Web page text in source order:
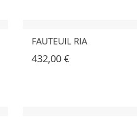
FAUTEUIL RIA
432,00 €